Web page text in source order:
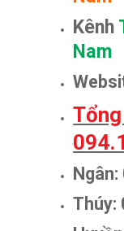
Kênh
Nam
Thúy: